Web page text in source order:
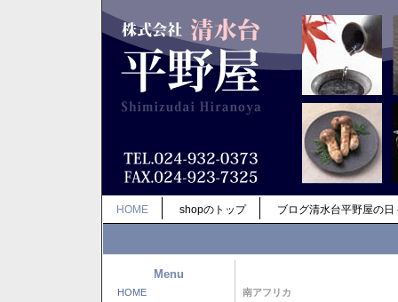
HOME shopのトップ ブログ清水台平野屋の日
Menu
HOME 南アフリカ